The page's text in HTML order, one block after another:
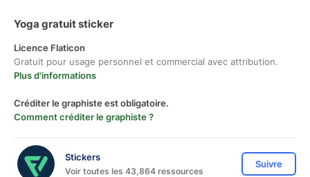
Yoga gratuit sticker
Licence Flaticon
Gratuit pour usage personnel et commercial avec attribution.
Plus d'informations
Créditer le graphiste est obligatoire.
Comment créditer le graphiste ?
Stickers
Voir toutes les 43,864 ressources
Suivre